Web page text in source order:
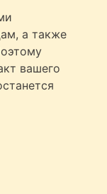
а также
вашего